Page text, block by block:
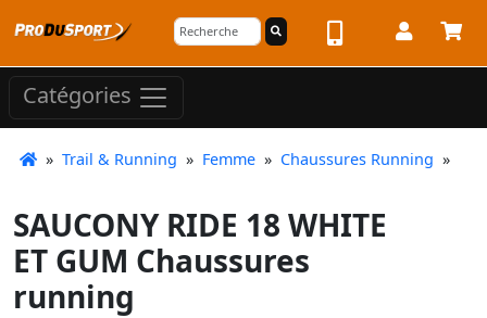
Catégories
» Trail & Running » Femme » Chaussures Running »
SAUCONY RIDE 18 WHITE
ET GUM Chaussures
running